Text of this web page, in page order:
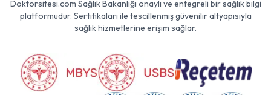
Doktorsitesi.com Sağlık Bakanlığı onaylı ve entegreli bir sağlık bilgi
platformudur. Sertifikaları ile tescillenmiş güvenilir altyapısıyla
sağlık hizmetlerine erişim sağlar.